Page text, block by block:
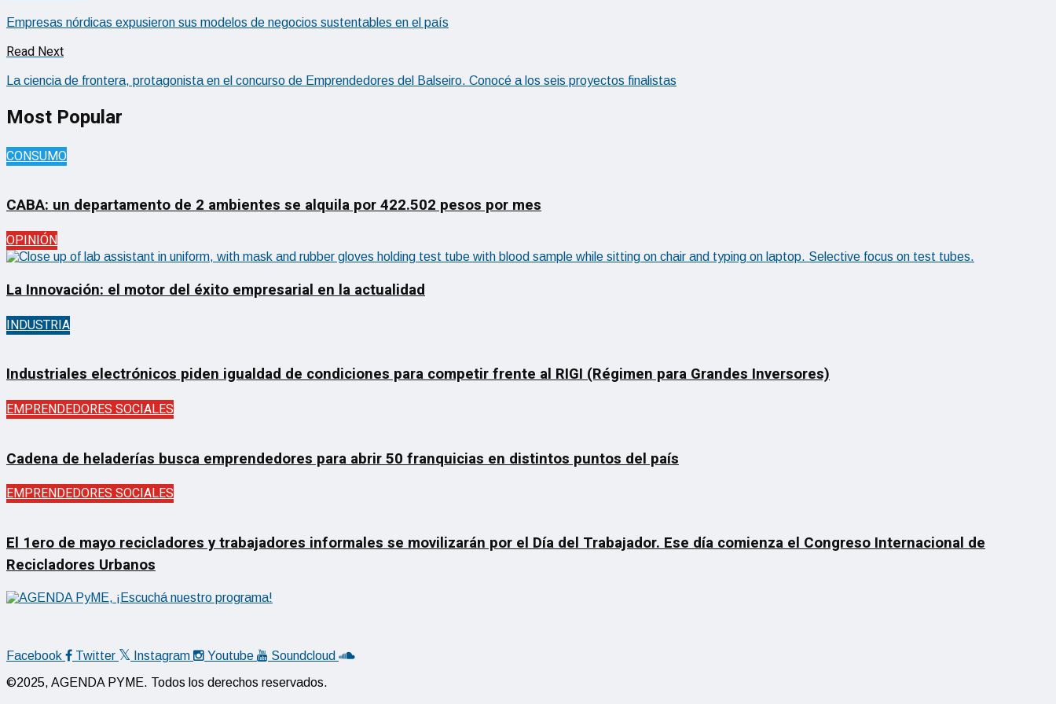
Empresas nórdicas expusieron sus modelos de negocios sustentables en el país
Read Next
La ciencia de frontera, protagonista en el concurso de Emprendedores del Balseiro. Conocé a los seis proyectos finalistas
Most Popular
CONSUMO
CABA: un departamento de 2 ambientes se alquila por 422.502 pesos por mes
OPINIÓN
La Innovación: el motor del éxito empresarial en la actualidad
INDUSTRIA
Industriales electrónicos piden igualdad de condiciones para competir frente al RIGI (Régimen para Grandes Inversores)
EMPRENDEDORES SOCIALES
Cadena de heladerías busca emprendedores para abrir 50 franquicias en distintos puntos del país
EMPRENDEDORES SOCIALES
El 1ero de mayo recicladores y trabajadores informales se movilizarán por el Día del Trabajador. Ese día comienza el Congreso Internacional de
Recicladores Urbanos
Facebook Twitter Instagram Youtube
Soundcloud
©2025, AGENDA PYME. Todos los derechos reservados.